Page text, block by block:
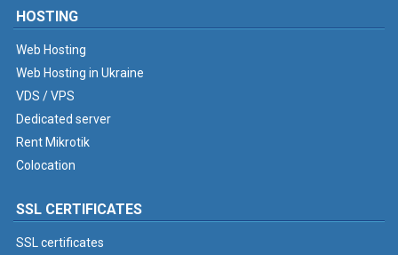
HOSTING
Web Hosting
Web Hosting in Ukraine
VDS / VPS
Dedicated server
Rent Mikrotik
Colocation
SSL CERTIFICATES
SSL certificates